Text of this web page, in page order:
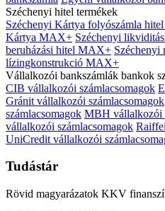
Széchenyi hitel termékek
Széchenyi Kártya folyószámla
Kártya MAX+ Széchenyi
beruházási hitel MAX+
lízingkonstrukció MAX+
Vállalkozói bankszámlák bankok
CIB vállalkozói számlacsomagok
Gránit vállalkozói számlacsomagok
számlacsomagok MBH vállalkozói
vállalkozói számlacsomagok
UniCredit vállalkozói
Tudástár
Rövid magyarázatok KKV